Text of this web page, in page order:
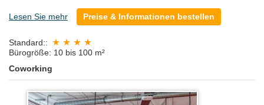
Lesen Sie mehr Preise & Informationen bestellen
Standard::
Bürogröße: 10 bis 100 m²
Coworking